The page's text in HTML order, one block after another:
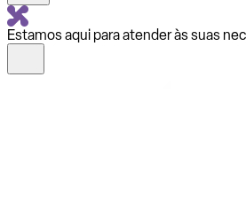
Estamos aqui para atender às suas